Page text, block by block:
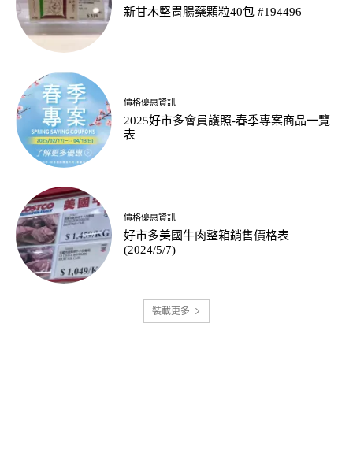
新甘木堅胃腸藥顆粒40包 #194496
價格優惠資訊
2025好市多會員護照-春季專案商品一覽
表
價格優惠資訊
好市多美國牛肉整箱銷售價格表
(2024/5/7)
裝載更多